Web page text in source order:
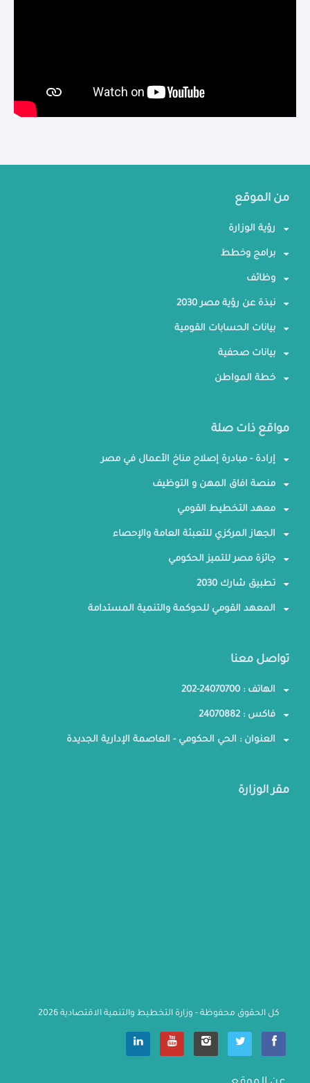
من الموقع
رؤية الوزارة
برامج وخطط
وظائف
نبذة عن رؤية مصر 2030
بيانات الحسابات القومية
بيانات صحفية
خطة المواطن
مواقع ذات صلة
إرادة - مبادرة إصلاح مناخ الأعمال في مصر
منصة افاق المهن و التوظيف
معهد التخطيط القومي
الجهاز المركزي للتعبئة العامة والإحصاء
جائزة مصر للتميز الحكومي
تطبيق شارك 2030
المعهد القومي للحوكمة والتنمية المستدامة
تواصل معنا
الهاتف : 24070700-202
فاكس : 24070882
العنوان : الحي الحكومي - العاصمة الإدارية الجديدة
مقر الوزارة
كل الحقوق محفوظة - وزارة التخطيط والتنمية الاقتصادية 2026